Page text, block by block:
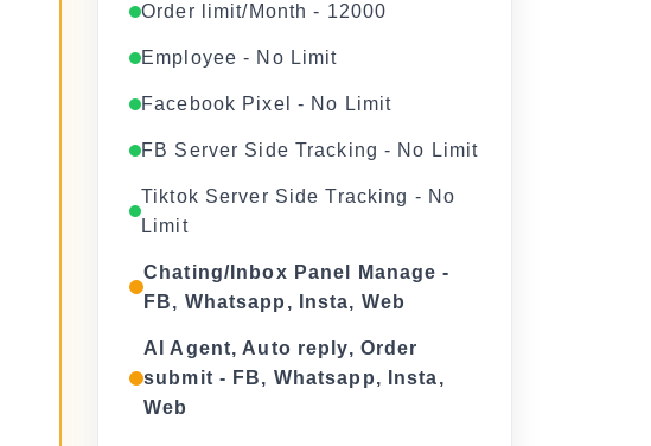
Order limit/Month - 12000
Employee - No Limit
Facebook Pixel - No Limit
FB Server Side Tracking - No Limit
Tiktok Server Side Tracking - No
Limit
Chating/Inbox Panel Manage -
FB, Whatsapp, Insta, Web
AI Agent, Auto reply, Order
submit - FB, Whatsapp, Insta,
Web